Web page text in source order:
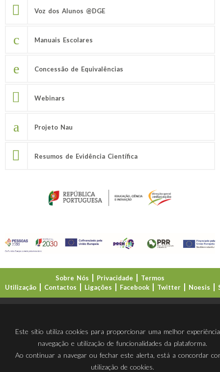
Voz dos Alunos @DGE
Manuais Escolares
Concessão de Equivalências
Webinars
Projeto Nau
Resumos de Evidência Científica
Sobre Nós Privacidade
Termos
Utilização
Contactos Ligações Facebook Twitter Noesis
Este sítio utiliza cookies para proporcionar uma melhor
navegação e utilização de funcionalidades da plataforma.
Ao continuar a navegar ou fechar este alerta, está a concordar
utilização de cookies.